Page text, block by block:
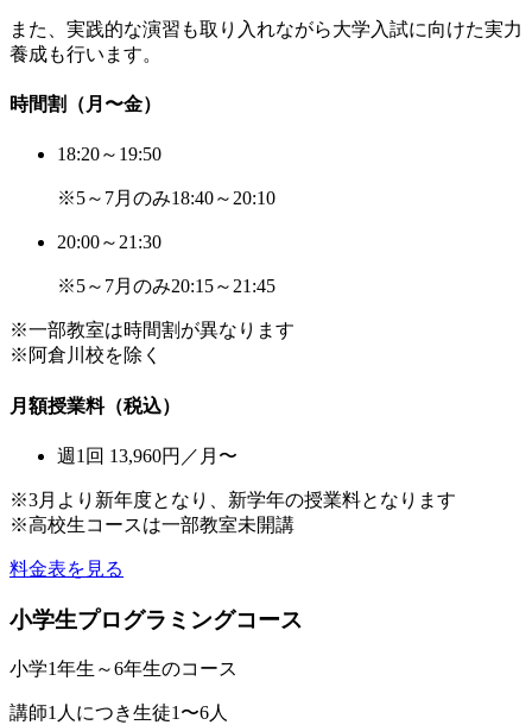
また、実践的な演習も取り入れながら大学入試に向けた実力
養成も行います。
時間割（月〜金）
18:20～19:50
※5～7月のみ18:40～20:10
20:00～21:30
※5～7月のみ20:15～21:45
※一部教室は時間割が異なります
※阿倉川校を除く
月額授業料（税込）
週1回 13,960円／月〜
※3月より新年度となり、新学年の授業料となります
※高校生コースは一部教室未開講
料金表を見る
小学生プログラミングコース
小学1年生～6年生のコース
講師1人につき生徒1〜6人